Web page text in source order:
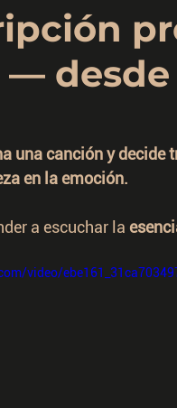
—
una canción y
en la emoción.
a escuchar la
video/